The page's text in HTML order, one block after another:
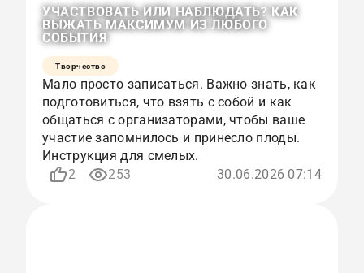
УЧАСТВОВАТЬ ИЛИ НАБЛЮДАТЬ? КАК
ВЫЖАТЬ МАКСИМУМ ИЗ ЛЮБОГО
СОБЫТИЯ
Творчество
Мало просто записаться. Важно знать, как
подготовиться, что взять с собой и как
общаться с организаторами, чтобы ваше
участие запомнилось и принесло плоды.
Инструкция для смелых.
2
253 30.06.2026 07:14